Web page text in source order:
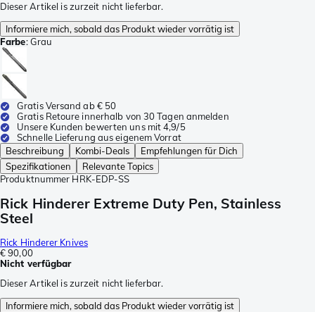
Dieser Artikel is zurzeit nicht lieferbar.
Informiere mich, sobald das Produkt wieder vorrätig ist
Farbe:Grau
Gratis Versand ab € 50
Gratis Retoure innerhalb von 30 Tagen anmelden
Unsere Kunden bewerten uns mit 4,9/5
Schnelle Lieferung aus eigenem Vorrat
Beschreibung
Kombi-Deals
Empfehlungen für Dich
Spezifikationen
Relevante Topics
Produktnummer HRK-EDP-SS
Rick Hinderer Extreme Duty Pen, Stainless
Steel
Rick Hinderer Knives
€ 90,00
Nicht verfügbar
Dieser Artikel is zurzeit nicht lieferbar.
Informiere mich, sobald das Produkt wieder vorrätig ist